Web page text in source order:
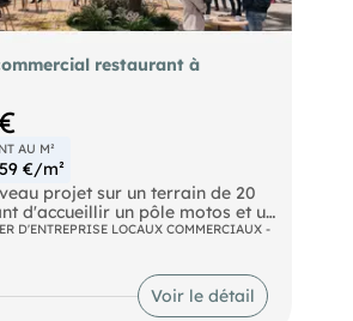
restaurant à
AU M²
€/m²
projet sur un terrain de 20
d'accueillir un pôle motos et un
proposons à la vente ou à
commercial neuf pour de la
surface totale d'environ 1 054
m² en RDC et 528 m² en R+1.
d'une terrasse de 100 m², de 7
D'ENTREPRISE LOCAUX COMMERCIAUX -
Voir le détail